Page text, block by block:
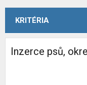
KRITÉRIA
Inzerce psů,